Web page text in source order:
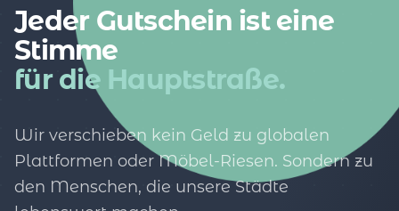
Jeder Gutschein ist eine
Stimme
für die Hauptstraße.
Wir verschieben kein Geld zu globalen
Plattformen oder Möbel-Riesen. Sondern zu
den Menschen, die unsere Städte